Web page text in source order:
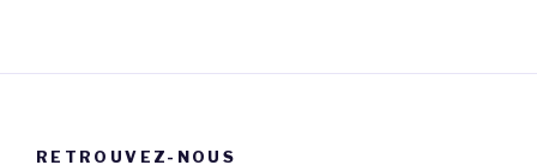
RETROUVEZ-NOUS